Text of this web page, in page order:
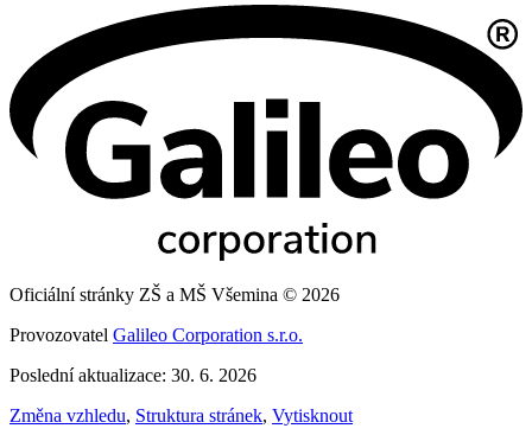
Oficiální stránky ZŠ a MŠ Všemina © 2026
Provozovatel Galileo Corporation s.r.o.
Poslední aktualizace: 30. 6. 2026
Změna vzhledu, Struktura stránek, Vytisknout